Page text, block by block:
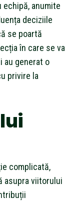
anumite
deciziile
se poartă
în care se va
au generat o
privire la
complicată,
asupra viitorului